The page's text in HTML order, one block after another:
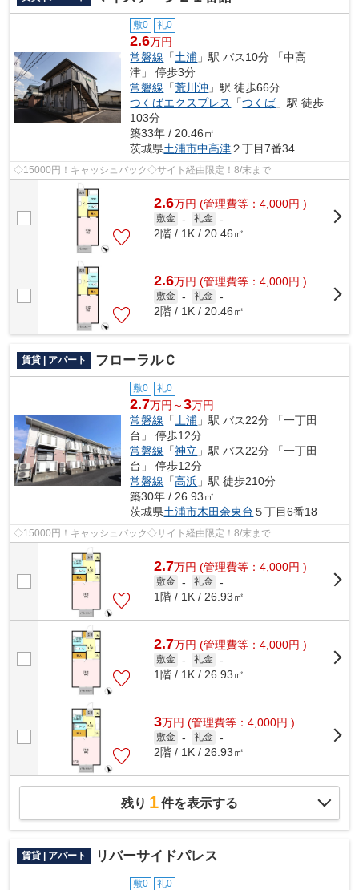
敷0 礼0
2.6万円
常磐線 「土浦 」駅 バス10分 「中高
津」 停歩3分
常磐線 「荒川沖 」駅 徒歩66分
つくばエクスプレス
「つくば」駅 徒歩
103分
築33年 / 20.46㎡
茨城県土浦市中高津２丁目7番34
◇15000円！キャッシュバック◇サイト経由限定！8/末まで
2.6万円 (管理費等：4,000円 )
敷金 - 礼金 -
2階 / 1K / 20.46㎡
2.6万円 (管理費等：4,000円 )
敷金 - 礼金 -
2階 / 1K / 20.46㎡
賃貸 | アパート フローラルＣ
敷0 礼0
2.7万円～3万円
常磐線 「土浦 」駅 バス22分 「一丁田
台」 停歩12分
常磐線 「神立 」駅 バス22分 「一丁田
台」 停歩12分
常磐線 「高浜 」駅 徒歩210分
築30年 / 26.93㎡
茨城県土浦市木田余東台 ５丁目6番18
◇15000円！キャッシュバック◇サイト経由限定！8/末まで
2.7万円 (管理費等：4,000円 )
敷金 - 礼金 -
1階 / 1K / 26.93㎡
2.7万円 (管理費等：4,000円 )
敷金 - 礼金 -
1階 / 1K / 26.93㎡
3万円 (管理費等：4,000円 )
敷金 - 礼金 -
2階 / 1K / 26.93㎡
残り 1件を表示する
賃貸 | アパート リバーサイドパレス
敷0 礼0